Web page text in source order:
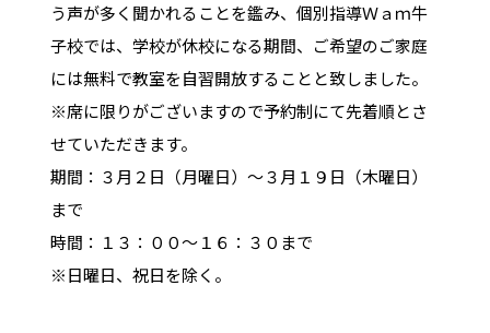
う声が多く聞かれることを鑑み、個別指導Ｗａｍ牛
子校では、学校が休校になる期間、ご希望のご家庭
には無料で教室を自習開放することと致しました。
※席に限りがございますので予約制にて先着順とさ
せていただきます。
期間：３月２日（月曜日）～３月１９日（木曜日）
まで
時間：１３：００～１６：３０まで
※日曜日、祝日を除く。